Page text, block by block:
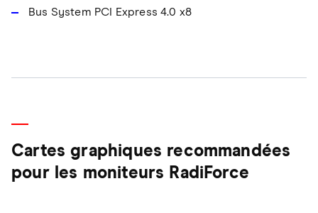
Bus System PCI Express 4.0 x8
Cartes graphiques recommandées
pour les moniteurs RadiForce